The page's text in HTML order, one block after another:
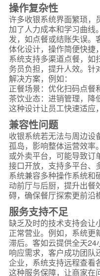
操作复杂性
许多收银系统界面繁琐，
加了人力成本和学习曲线
发，如点餐或结账失误。
体化设计，操作简便快捷
系统支持多渠道点餐，如
务员负担，提升人效。针
解决方案，例如：
正餐场景：优化扫码点餐
茶饮业态：进销管理，降
这种设计让员工快速适应
兼容性问题
收银系统若无法与周边设
孤岛，影响整体运营效率
或外卖平台，可能导致订
接口开放，支持多平台、
系统兼容多种操作系统
动前厅与后厨，提升出餐
碍，确保餐厅探索更前沿
服务支持不足
缺乏及时的技术支持会让
正常营业。例如，系统更
滞后。客如云提供全天
响应需求，客户成功团队
企业，系统支持远程查看
这种服务保障，让商家在